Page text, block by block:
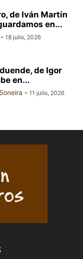
de Iván Martín
en...
- 18 julio, 2026
de Igor
en...
- 11 julio, 2026